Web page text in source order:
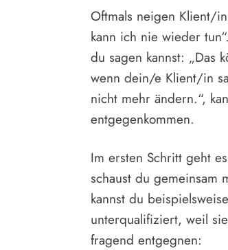
Oftmals neigen Klient/
kann ich nie wieder
du sagen kannst: „Das
wenn dein/e Klient/in
nicht mehr ändern.“,
entgegenkommen.
Im ersten Schritt geht
schaust du gemeinsam
kannst du
unterqualifiziert, weil
fragend entgegnen: